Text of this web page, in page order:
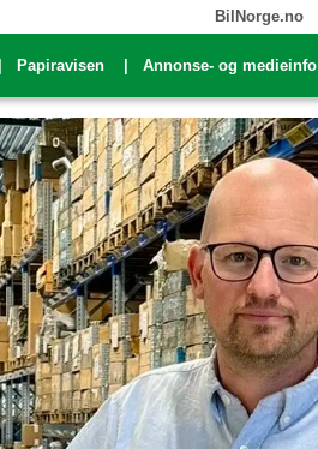
BilNorge.no
Papiravisen Annonse- og medieinfo